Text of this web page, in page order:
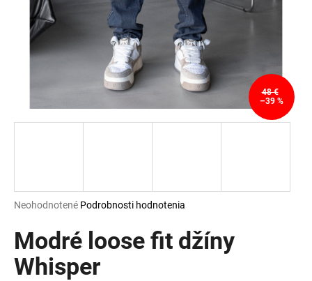
Priemerné
produktu
je
0,0
z
Neohodnotené Podrobnosti hodnotenia
Modré loose fit džíny
Whisper
48 €
–39 %
d
p
o